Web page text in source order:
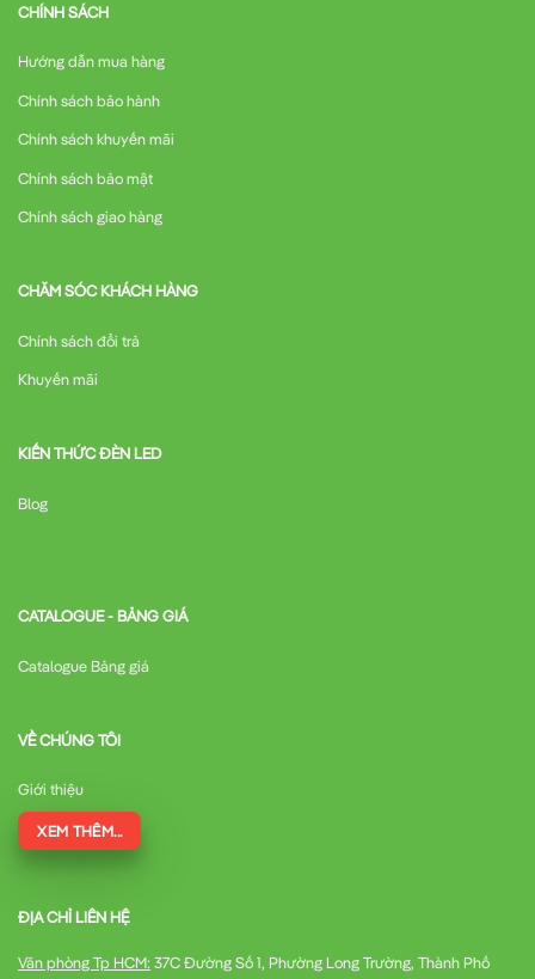
CHÍNH SÁCH
Hướng dẫn mua hàng
Chính sách bảo hành
Chính sách khuyến mãi
Chính sách bảo mật
Chính sách giao hàng
CHĂM SÓC KHÁCH HÀNG
Chính sách đổi trả
Khuyến mãi
KIẾN THỨC ĐÈN LED
Blog
CATALOGUE - BẢNG GIÁ
Catalogue Bảng giá
VỀ CHÚNG TÔI
Giới thiệu
XEM THÊM...
ĐỊA CHỈ LIÊN HỆ
Văn phòng Tp HCM: 37C Đường Số 1, Phường Long Trường, Thành Phố